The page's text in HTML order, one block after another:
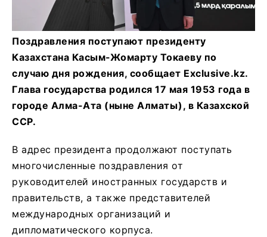
Поздравления поступают президенту
Казахстана Касым-Жомарту Токаеву по
случаю дня рождения, сообщает Exclusive.kz.
Глава государства родился 17 мая 1953 года в
городе Алма-Ата (ныне Алматы), в Казахской
ССР.
В адрес президента продолжают поступать
многочисленные поздравления от
руководителей иностранных государств и
правительств, а также представителей
международных организаций и
дипломатического корпуса.